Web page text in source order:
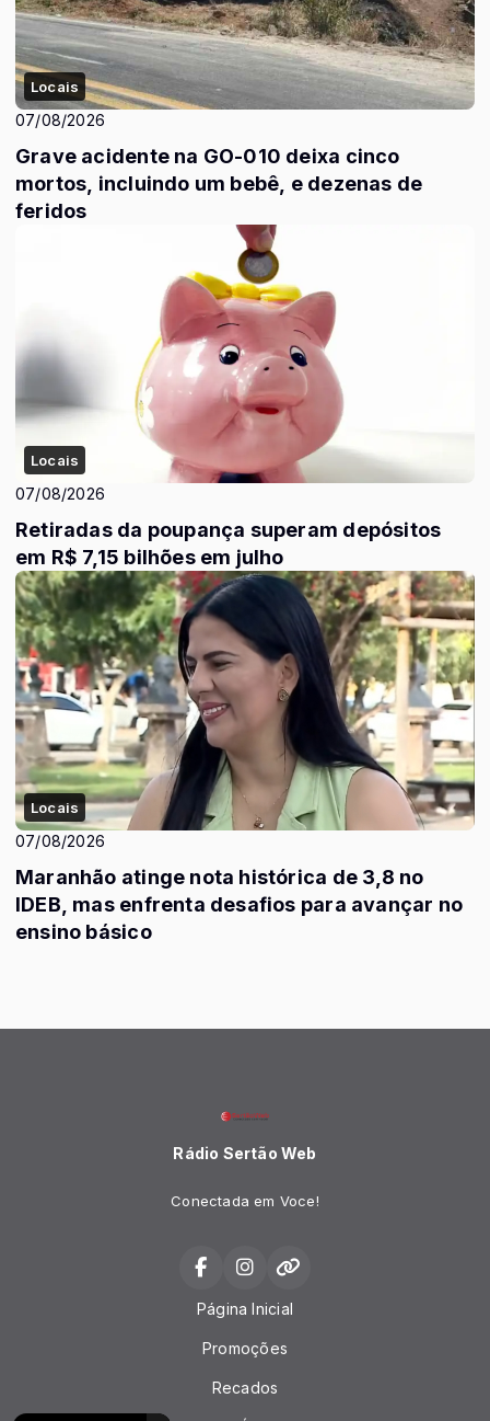
Locais
07/08/2026
Grave acidente na GO-010 deixa cinco
mortos, incluindo um bebê, e dezenas de
feridos
Locais
07/08/2026
Retiradas da poupança superam depósitos
em R$ 7,15 bilhões em julho
Locais
07/08/2026
Maranhão atinge nota histórica de 3,8 no
IDEB, mas enfrenta desafios para avançar no
ensino básico
Rádio Sertão Web
Conectada em Voce!
Página Inicial
Promoções
Recados